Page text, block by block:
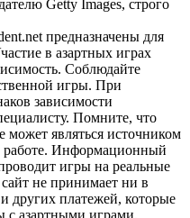
Getty Images, строго
предназначены для
в азартных играх
Соблюдайте
игры. При
зависимости
Помните, что
может являться источником
работе. Информационный
игры на реальные
не принимает ни в
других платежей, которые
с азартными играми,